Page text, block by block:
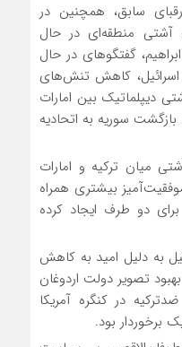
سابق، همچنین در
آشتی منطقه‌ای در حال
گفتگوهای در حال
کاهش تنش‌های
دیپلماتیک بین امارات
سوریه به اتحادیه
میان ترکیه و امارات
بیشتری همراه
دو طرف ایجاد کرده
به دلیل امید به کاهش
تصویر دولت اردوغان
در کنگره آمریکا
برخوردار بود.